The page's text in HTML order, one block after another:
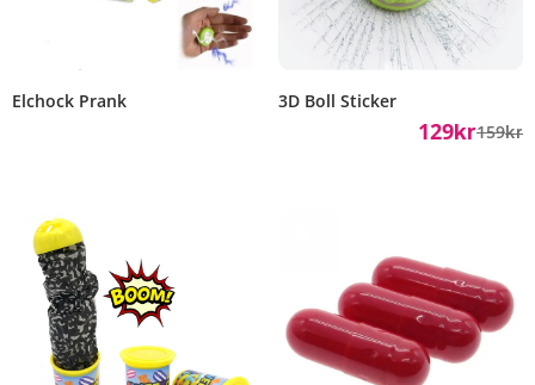
Elchock Prank
3D Boll Sticker
159Kr
129Kr